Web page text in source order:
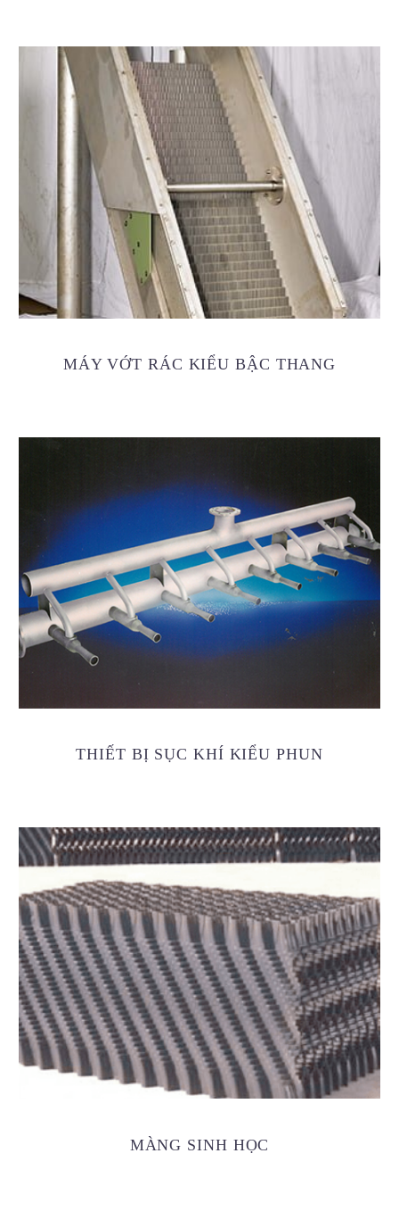
MÁY VỚT RÁC KIỂU BẬC THANG
THIẾT BỊ SỤC KHÍ KIỂU PHUN
MÀNG SINH HỌC